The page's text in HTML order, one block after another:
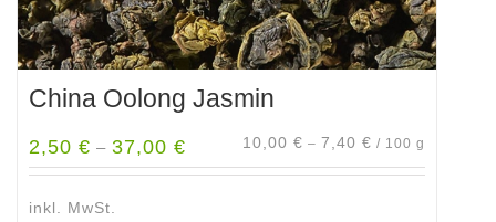
China Oolong Jasmin
2,50 € – 37,00 € 10,00 € – 7,40 € / 100 g
inkl. MwSt.